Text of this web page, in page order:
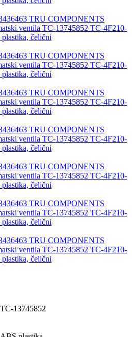
TRU COMPONENTS
ventila TC-13745852 TC-4F210-
čelični
TRU COMPONENTS
ventila TC-13745852 TC-4F210-
čelični
TRU COMPONENTS
ventila TC-13745852 TC-4F210-
čelični
TRU COMPONENTS
ventila TC-13745852 TC-4F210-
čelični
TRU COMPONENTS
ventila TC-13745852 TC-4F210-
čelični
TRU COMPONENTS
ventila TC-13745852 TC-4F210-
čelični
TRU COMPONENTS
ventila TC-13745852 TC-4F210-
čelični
TC-13745852